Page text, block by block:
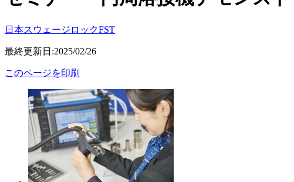
日本スウェージロックFST
最終更新日:2025/02/26
このページを印刷